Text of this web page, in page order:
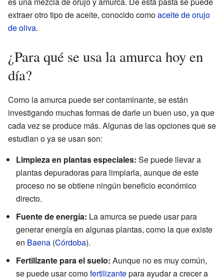
extraer otro tipo de aceite, conocido comoaceite de orujo
de oliva.
¿Para qué se usa la amurca hoy en
día?
Como la amurca puede ser contaminante, se están
investigando muchas formas de darle un buen uso, ya que
cada vez se produce más. Algunas de las opciones que se
estudian o ya se usan son:
Limpieza en plantas especiales: Se puede llevar a
plantas depuradoras para limpiarla, aunque de este
proceso no se obtiene ningún beneficio económico
directo.
Fuente de energía: La amurca se puede usar para
generar energía en algunas plantas, como la que existe
en Baena (Córdoba).
Fertilizante para el suelo: Aunque no es muy común,
se puede usar comofertilizantepara ayudar a crecer a